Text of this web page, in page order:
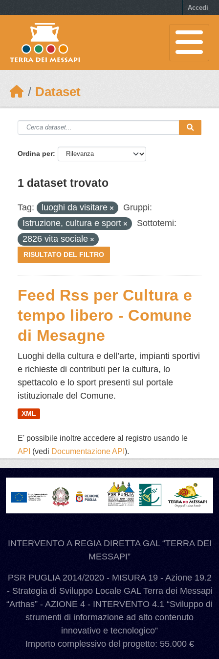
Accedi
Dataset
Ordina per
1 dataset trovato
Tag: luoghi da visitare
Gruppi:
Istruzione, cultura e sport
Sottotemi:
2826 vita sociale
RISULTATO DEL FILTRO
Feed Rss per Cultura e
tempo libero - Comune
di Mesagne
Luoghi della cultura e dell’arte, impianti sportivi
e richieste di contributi per la cultura, lo
spettacolo e lo sport presenti sul portale
istituzionale del Comune.
XML
E' possibile inoltre accedere al registro usando le
API (vedi Documentazione API ).
INTERVENTO A REGIA DIRETTA GAL “TERRA DEI
MESSAPI”
PSR PUGLIA 2014/2020 - MISURA 19 - Azione 19.2
- Strategia di Sviluppo Locale GAL Terra dei Messapi
“Arthas” - AZIONE 4 - INTERVENTO 4.1 “Sviluppo di
strumenti di informazione ad alto contenuto
innovativo e tecnologico”
Importo complessivo del progetto: 55.000 €